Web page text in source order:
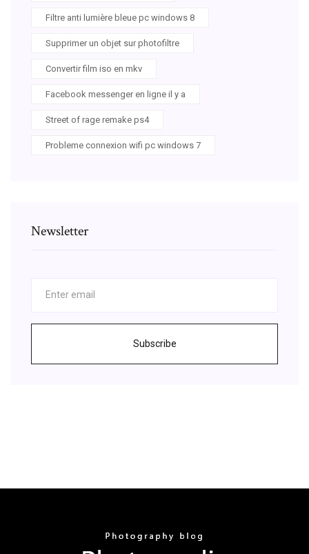
Filtre anti lumière bleue pc windows 8
Supprimer un objet sur photofiltre
Convertir film iso en mkv
Facebook messenger en ligne il y a
Street of rage remake ps4
Probleme connexion wifi pc windows 7
Newsletter
Subscribe